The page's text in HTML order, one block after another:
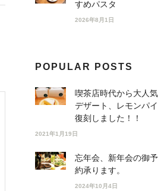
すめパスタ
2026年8月1日
POPULAR POSTS
喫茶店時代から大人気
デザート、レモンパイ
復刻しました！！
2021年1月19日
忘年会、新年会の御予
約承ります。
2024年10月4日